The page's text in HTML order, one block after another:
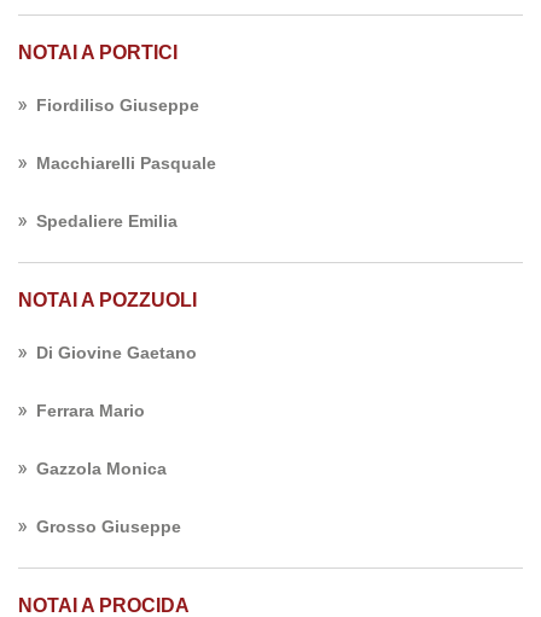
NOTAI A PORTICI
Fiordiliso Giuseppe
Macchiarelli Pasquale
Spedaliere Emilia
NOTAI A POZZUOLI
Di Giovine Gaetano
Ferrara Mario
Gazzola Monica
Grosso Giuseppe
NOTAI A PROCIDA